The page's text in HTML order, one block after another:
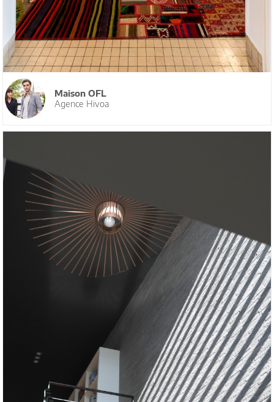
Maison OFL
Agence Hivoa